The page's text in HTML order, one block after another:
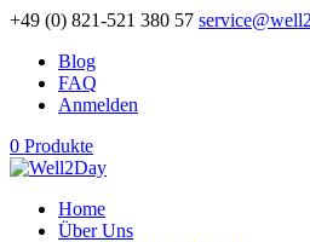
+49 (0) 821-521 380 57
Blog
FAQ
Anmelden
0 Produkte
Home
Über Uns